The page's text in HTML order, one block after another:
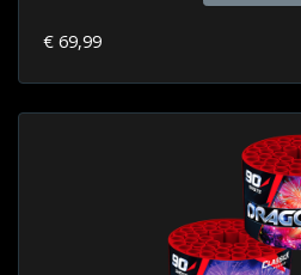
€ 69,99